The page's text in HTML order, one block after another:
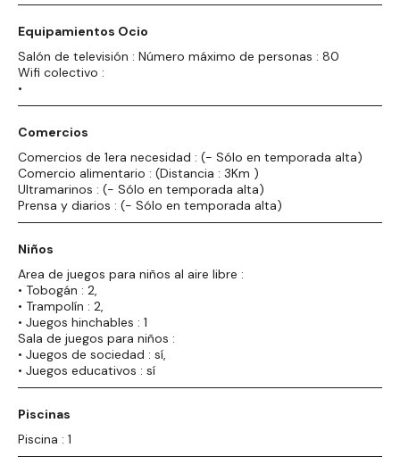
Equipamientos Ocio
Salón de televisión : Número máximo de personas : 80
Wifi colectivo :
•
Comercios
Comercios de 1era necesidad : (- Sólo en temporada alta)
Comercio alimentario : (Distancia : 3Km )
Ultramarinos : (- Sólo en temporada alta)
Prensa y diarios : (- Sólo en temporada alta)
Niños
Area de juegos para niños al aire libre :
• Tobogán : 2,
• Trampolín : 2,
• Juegos hinchables : 1
Sala de juegos para niños :
• Juegos de sociedad : sí,
• Juegos educativos : sí
Piscinas
Piscina : 1